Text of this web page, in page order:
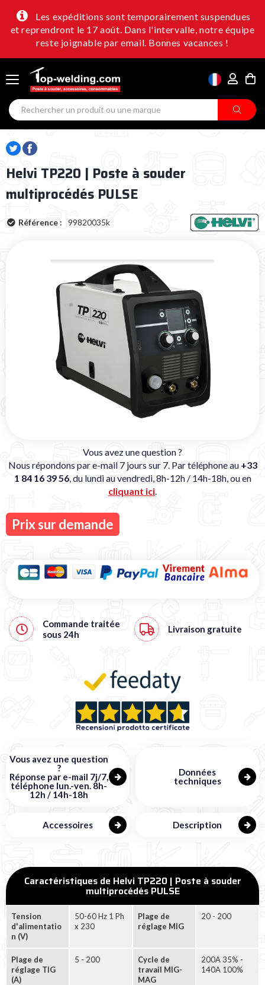
Les expéditions sont temporairement suspendues
et reprendront le 17 août. Dans l'intervalle, notre équipe
reste joignable par email. Bonnes vacances !
Helvi TP220 | Poste à souder
multiprocédés PULSE
Référence : 99820035k
Vous avez une question ?
Nous répondons par e-mail 7 jours sur 7. Par téléphone au +33
1 84 16 39 56, du lundi au vendredi, 8h-12h / 14h-18h, ou en
cliquant ici.
Prix sur demande
Commande traitée
sous 24h Livraison gratuite
Vous avez une question
?
Réponse par e-mail 7j/7,
téléphone lun.-ven. 8h-
12h / 14h-18h
Données
techniques
Accessoires Description
Caractéristiques de Helvi TP220 | Poste à souder
multiprocédés PULSE
Tension
d'alimentatio
n (V)
50-60 Hz 1 Ph
x 230
Plage de
réglage MIG
20 - 200
Plage de
réglage TIG
(A)
5 - 200
Cycle de
travail MIG-
MAG
200A 35% -
140A 100%